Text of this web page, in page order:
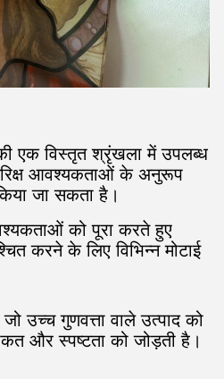
एक विस्तृत श्रृंखला में उपलब्ध
आवश्यकताओं के अनुरूप
जा सकता है।
को पूरा करते हुए
करने के लिए विभिन्न मोटाई
जो उच्च गुणवत्ता वाले उत्पाद को
और स्पष्टता को जोड़ती है।